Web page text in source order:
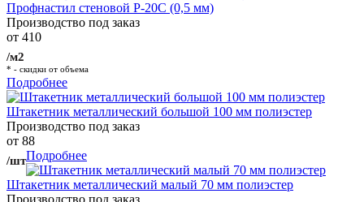
Профнастил стеновой Р-20С (0,5 мм)
Производство под заказ
от 410
/м2
* - скидки от объема
Подробнее
Штакетник металлический большой 100 мм полиэстер
Производство под заказ
от 88
/штПодробнее
Штакетник металлический малый 70 мм полиэстер